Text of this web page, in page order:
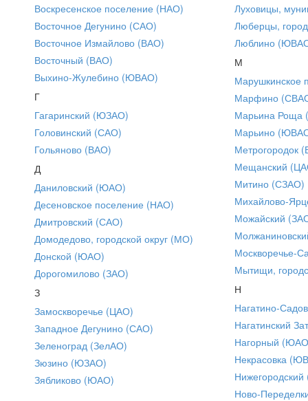
Воскресенское поселение (НАО)
Восточное Дегунино (САО)
Восточное Измайлово (ВАО)
Восточный (ВАО)
Выхино-Жулебино (ЮВАО)
Г
Гагаринский (ЮЗАО)
Головинский (САО)
Гольяново (ВАО)
Д
Даниловский (ЮАО)
Десеновское поселение (НАО)
Дмитровский (САО)
Домодедово, городской округ (МО)
Донской (ЮАО)
Дорогомилово (ЗАО)
З
Замоскворечье (ЦАО)
Западное Дегунино (САО)
Зеленоград (ЗелАО)
Зюзино (ЮЗАО)
Зябликово (ЮАО)
Луховицы,
Люберцы,
Люблино
М
Марушкинское
Марфино
Марьина Роща
Марьино
Метрогородок
Мещанский
Митино (СЗАО)
Михайлово-
Можайский
Москворечье-
Мытищи,
Н
Нагатино-
Нагатинский
Нагорный
Некрасовка
Ново-